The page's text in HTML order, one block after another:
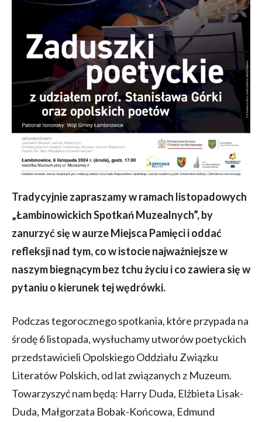
Tradycyjnie zapraszamy w ramach listopadowych
„Łambinowickich Spotkań Muzealnych”, by
zanurzyć się w aurze Miejsca Pamięci i oddać
refleksji nad tym, co w istocie najważniejsze w
naszym biegnącym bez tchu życiu i co zawiera się w
pytaniu o kierunek tej wędrówki.
Podczas tegorocznego spotkania, które przypada na
środę 6 listopada, wysłuchamy utworów poetyckich
przedstawicieli Opolskiego Oddziału Związku
Literatów Polskich, od lat związanych z Muzeum.
Towarzyszyć nam będą: Harry Duda, Elżbieta Lisak-
Duda, Małgorzata Bobak-Końcowa, Edmund